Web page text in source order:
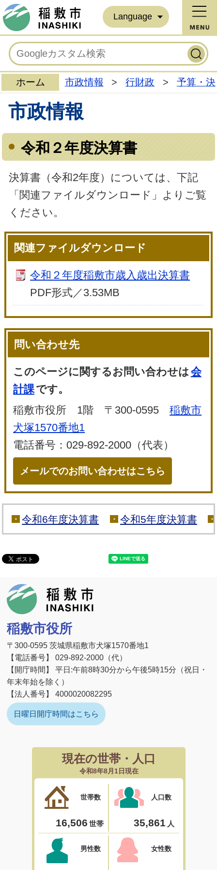
Language
ホーム 市政情報 > 行財政 > 予算・
市政情報
令和２年度決算書
決算書（令和2年度）については、下記
「関連ファイルダウンロード」よりご覧
ください。
関連ファイルダウンロード
令和２年度稲敷市歳入歳出決算書
PDF形式／3.53MB
問い合わせ先
このページに関するお問い合わせは 会
計課です。
稲敷市役所 1階 〒300-0595稲敷市
犬塚1570番地1
電話番号：029-892-2000（代表）
メールでのお問い合わせはこちら
令和6年度決算書 令和5年度決算書
稲敷市役所
〒300-0595 茨城県稲敷市犬塚1570番地1
【電話番号】 029-892-2000（代）
【開庁時間】 平日:午前8時30分から午後5時15分（祝日・
年末年始を除く）
【法人番号】 4000020082295
日曜日開庁時間はこちら